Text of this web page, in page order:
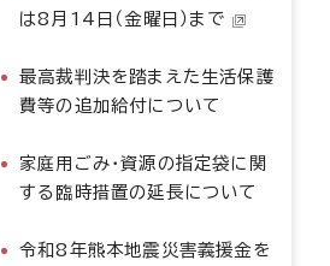
は8月14日（金曜日）まで
最高裁判決を踏まえた生活保護
費等の追加給付について
家庭用ごみ・資源の指定袋に関
する臨時措置の延長について
令和8年熊本地震災害義援金を